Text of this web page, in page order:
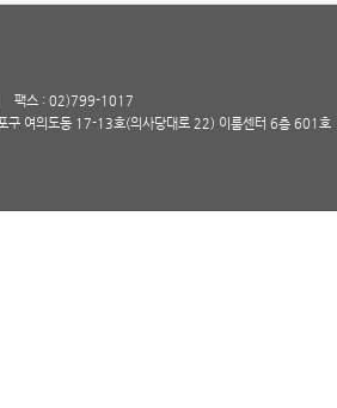
팩스 : 02)799-1017
구 여의도동 17-13호(의사당대로 22) 이룸센터 6층 601호